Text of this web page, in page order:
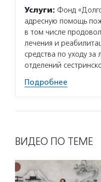
Услуги: Фонд
адресную помощь
в том числе
лечения и
средства по уходу
отделений
Подробнее
ВИДЕО ПО ТЕМЕ